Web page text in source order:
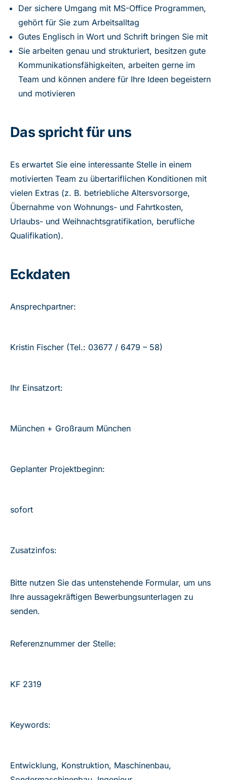
Der sichere Umgang mit MS-Office Programmen,
gehört für Sie zum Arbeitsalltag
Gutes Englisch in Wort und Schrift bringen Sie mit
Sie arbeiten genau und strukturiert, besitzen gute
Kommunikationsfähigkeiten, arbeiten gerne im
Team und können andere für Ihre Ideen begeistern
und motivieren
Das spricht für uns
Es erwartet Sie eine interessante Stelle in einem
motivierten Team zu übertariflichen Konditionen mit
vielen Extras (z. B. betriebliche Altersvorsorge,
Übernahme von Wohnungs- und Fahrtkosten,
Urlaubs- und Weihnachtsgratifikation, berufliche
Qualifikation).
Eckdaten
Ansprechpartner:
Kristin Fischer (Tel.: 03677 / 6479 – 58)
Ihr Einsatzort:
München + Großraum München
Geplanter Projektbeginn:
sofort
Zusatzinfos:
Bitte nutzen Sie das untenstehende Formular, um uns
Ihre aussagekräftigen Bewerbungsunterlagen zu
senden.
Referenznummer der Stelle:
KF 2319
Keywords:
Entwicklung, Konstruktion, Maschinenbau,